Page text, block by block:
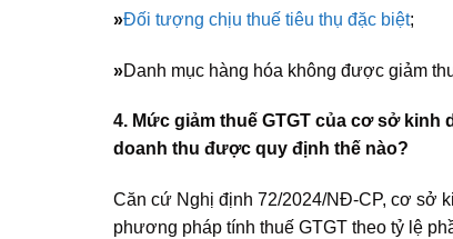
»Đối tượng chịu thuế tiêu thụ đặc biệt;
»Danh mục hàng hóa không được giảm
4. Mức giảm thuế GTGT của cơ sở
doanh thu được quy định thế nào?
Căn cứ Nghị định 72/2024/NĐ-CP, cơ sở
phương pháp tính thuế GTGT theo tỷ lệ